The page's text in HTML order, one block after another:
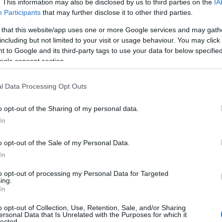
This information may also be disclosed by us to third parties on the
Participants that may further disclose it to other third parties.
that this website/app uses one or more Google services and may
but not limited to your visit or usage behaviour. You may
to Google and its third-party tags to use your data for below
consent section.
Data Processing Opt Outs
opt-out of the Sharing of my personal data.
opt-out of the Sale of my Personal Data.
opt-out of processing my Personal Data for Targeted
opt-out of Collection, Use, Retention, Sale, and/or Sharing
Data that Is Unrelated with the Purposes for which it
editie, aveti sansa de a castiga zeci
completa, accesorii, pachete foto-video,
pana la rochii de mireasa sau chiar mult
23 februarie 2014, va avea loc extragerea
tombola Ghidul Miresei de la targ, in
si cele oferite prin intermediul editiei 21 a
2500 de euro! Mai multe detalii regasiti pe
si detalii despre editia de iarna 2014 a
invitam sa ne urmariti pe
GhidulMiresei,
#TGM2014. Mai multe informatii despre
de acestea la targ regasiti si pe